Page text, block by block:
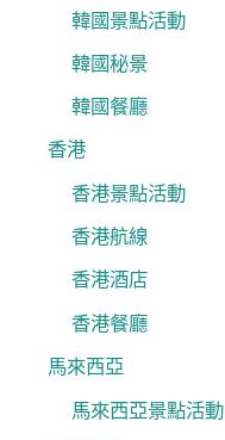
韓國景點活動
韓國秘景
韓國餐廳
香港
香港景點活動
香港航線
香港酒店
香港餐廳
馬來西亞
馬來西亞景點活動